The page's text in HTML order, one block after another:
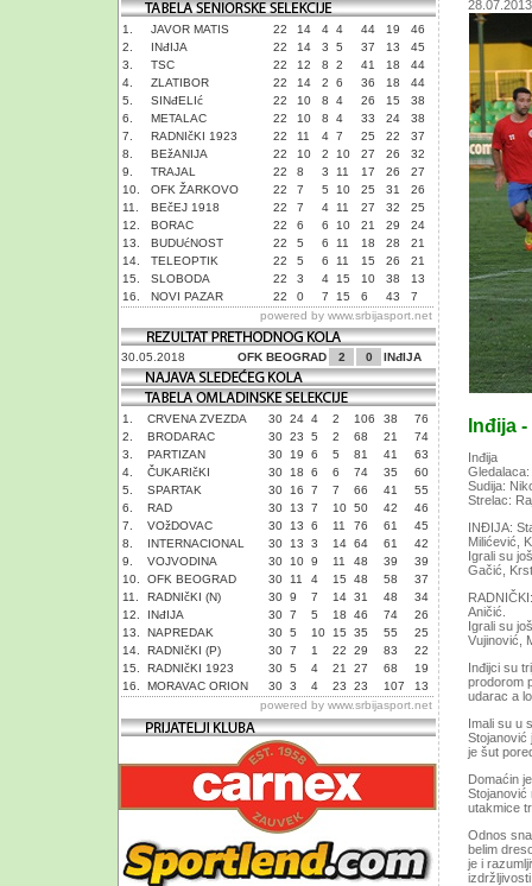
1. JAVOR MATIS 22 14 4 4 44 19
46
2.
INđIJA 22 14 3 5 37 13
45
3.
TSC 22 12 8 2 41 18
44
4.
ZLATIBOR 22 14 2 6 36 18
44
5.
SINđELIć 22 10 8 4 26 15
38
6.
METALAC 22 10 8 4 33 24
38
7.
RADNIčKI 1923 22 11 4 7 25 22
37
8.
BEžANIJA 22 10 2 10 27 26
32
9.
TRAJAL 22 8 3 11 17 26
27
10.
OFK ŽARKOVO 22 7 5 10 25 31
26
11.
BEčEJ 1918 22 7 4 11 27 32
25
12.
BORAC 22 6 6 10 21 29
24
13.
BUDUćNOST 22 5 6 11 18 28
21
14.
TELEOPTIK 22 5 6 11 15 26
21
15.
SLOBODA 22 3 4 15 10 38
13
16.
NOVI PAZAR 22 0 7 15 6 43
7
powered by www.srbijasport.net
30.05.2018 OFK BEOGRAD 2 0 INđIJA
1. CRVENA ZVEZDA 30 24 4 2 106 38
76
2.
BRODARAC 30 23 5 2 68 21
74
3.
PARTIZAN 30 19 6 5 81 41
63
4.
ČUKARIčKI 30 18 6 6 74 35
60
5.
SPARTAK 30 16 7 7 66 41
55
6.
RAD 30 13 7 10 50 42
46
7.
VOžDOVAC 30 13 6 11 76 61
45
8.
INTERNACIONAL 30 13 3 14 64 61
42
9.
VOJVODINA 30 10 9 11 48 39
39
10.
OFK BEOGRAD 30 11 4 15 48 58
37
11.
RADNIčKI (N) 30 9 7 14 31 48
34
12.
INđIJA 30 7 5 18 46 74
26
13.
NAPREDAK 30 5 10 15 35 55
25
14.
RADNIčKI (P) 30 7 1 22 29 83
22
15.
RADNIčKI 1923 30 5 4 21 27 68
19
16.
MORAVAC ORION 30 3 4 23 23 107
13
powered by www.srbijasport.net
28.07.2013
Inđija
Inđija
Gledalaca:
Sudija:
Strelac:
INĐIJA:
Milićević,
Igrali su
Gačić,
Aničić.
Igrali su
Vujinović,
Inđijci su
prodorom
udarac a
Imali su u
Stojanović
je šut
Domaćin
Stojanović
utakmice
Odnos
belim
je i